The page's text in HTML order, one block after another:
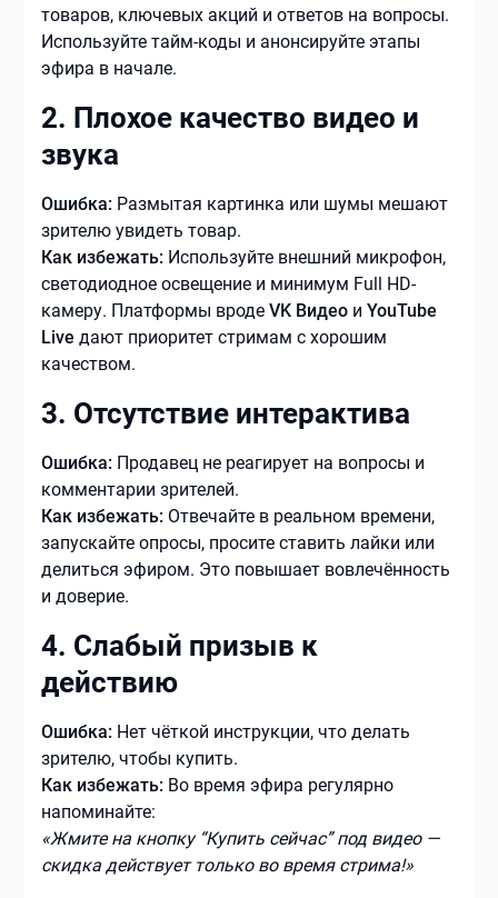
товаров, ключевых акций и ответов на вопросы.
Используйте тайм-коды и анонсируйте этапы
эфира в начале.
2. Плохое качество видео и
звука
Ошибка: Размытая картинка или шумы мешают
зрителю увидеть товар.
Как избежать: Используйте внешний микрофон,
светодиодное освещение и минимум Full HD-
камеру. Платформы вродеVK Видео иYouTube
Live дают приоритет стримам с хорошим
качеством.
3. Отсутствие интерактива
Ошибка: Продавец не реагирует на вопросы и
комментарии зрителей.
Как избежать: Отвечайте в реальном времени,
запускайте опросы, просите ставить лайки или
делиться эфиром. Это повышает вовлечённость
и доверие.
4. Слабый призыв к
действию
Ошибка: Нет чёткой инструкции, что делать
зрителю, чтобы купить.
Как избежать: Во время эфира регулярно
напоминайте:
«Жмите на кнопку “Купить сейчас” под видео —
скидка действует только во время стрима!»